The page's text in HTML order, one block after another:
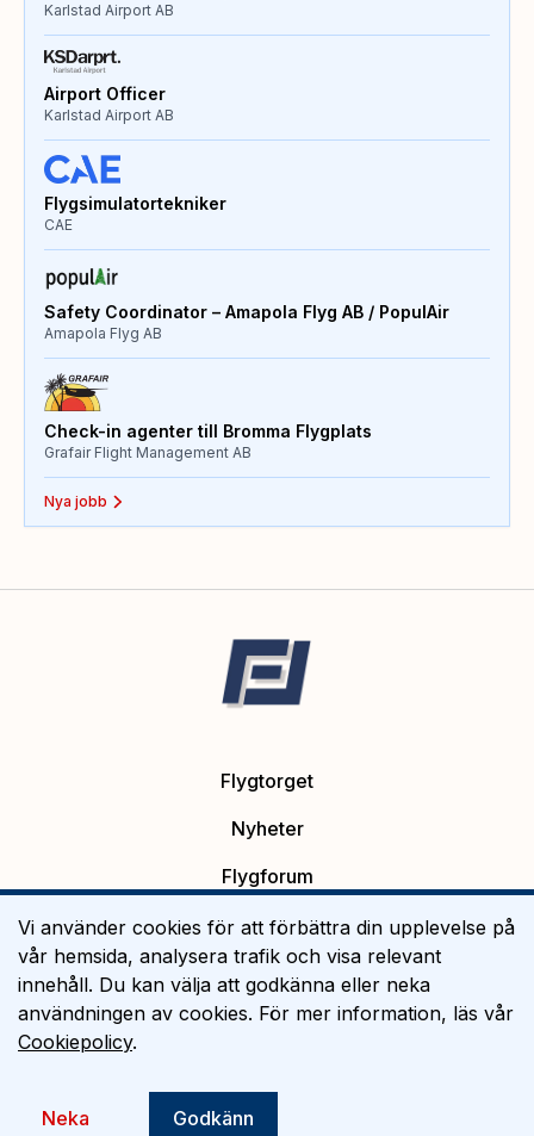
Karlstad Airport AB
Airport Officer
Karlstad Airport AB
Flygsimulatortekniker
CAE
Safety Coordinator – Amapola Flyg AB / PopulAir
Amapola Flyg AB
Check-in agenter till Bromma Flygplats
Grafair Flight Management AB
Nya jobb
Flygtorget
Nyheter
Flygforum
Platsannonser
Flygutbildning
Om Flygtorget
Vi använder cookies för att förbättra din upplevelse på
vår hemsida, analysera trafik och visa relevant
innehåll. Du kan välja att godkänna eller neka
användningen av cookies. För mer information, läs vår
Cookiepolicy.
Neka Godkänn